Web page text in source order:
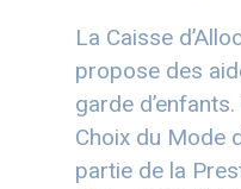
La Caisse
propose des
garde
Choix du Mode
partie de la